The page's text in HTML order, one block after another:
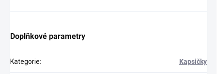
Doplňkové parametry
Kategorie: Kapsičky